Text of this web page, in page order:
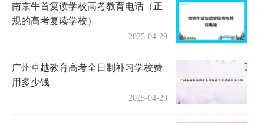
南京牛首复读学校高考教育电话（正
规的高考复读学校）
2025-04-29
广州卓越教育高考全日制补习学校费
用多少钱
2025-04-29